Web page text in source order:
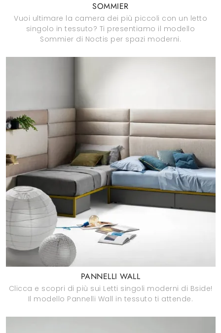
SOMMIER
Vuoi ultimare la camera dei più piccoli con un letto
singolo in tessuto? Ti presentiamo il modello
Sommier di Noctis per spazi moderni.
PANNELLI WALL
Clicca e scopri di più sui Letti singoli moderni di Bside!
Il modello Pannelli Wall in tessuto ti attende.